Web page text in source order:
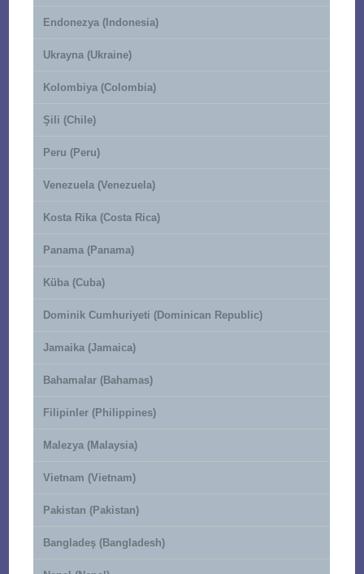
Endonezya (Indonesia)
Ukrayna (Ukraine)
Kolombiya (Colombia)
Şili (Chile)
Peru (Peru)
Venezuela (Venezuela)
Kosta Rika (Costa Rica)
Panama (Panama)
Küba (Cuba)
Dominik Cumhuriyeti (Dominican Republic)
Jamaika (Jamaica)
Bahamalar (Bahamas)
Filipinler (Philippines)
Malezya (Malaysia)
Vietnam (Vietnam)
Pakistan (Pakistan)
Bangladeş (Bangladesh)